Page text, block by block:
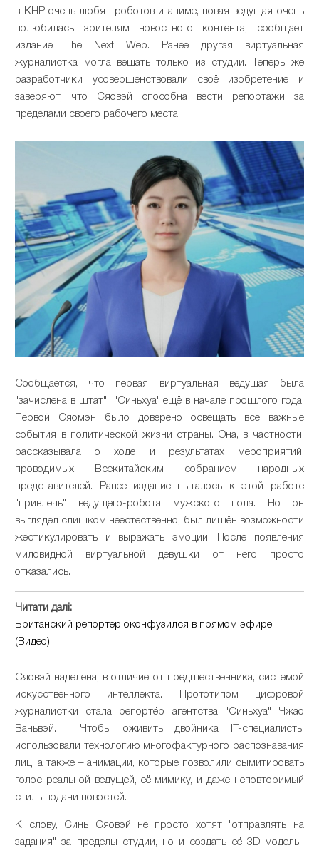
в КНР очень любят роботов и аниме, новая ведущая очень
полюбилась зрителям новостного контента, сообщает
издание The Next Web. Ранее другая виртуальная
журналистка могла вещать только из студии. Теперь же
разработчики усовершенствовали своё изобретение и
заверяют, что Сяовэй способна вести репортажи за
пределами своего рабочего места.
Сообщается, что первая виртуальная ведущая была
"зачислена в штат" "Синьхуа" ещё в начале прошлого года.
Первой Сяомэн было доверено освещать все важные
события в политической жизни страны. Она, в частности,
рассказывала о ходе и результатах мероприятий,
проводимых Всекитайским собранием народных
представителей. Ранее издание пыталось к этой работе
"привлечь" ведущего-робота мужского пола. Но он
выглядел слишком неестественно, был лишён возможности
жестикулировать и выражать эмоции. После появления
миловидной виртуальной девушки от него просто
отказались.
Читати далі:
Британский репортер оконфузился в прямом эфире
(Видео)
Сяовэй наделена, в отличие от предшественника, системой
искусственного интеллекта. Прототипом цифровой
журналистки стала репортёр агентства "Синьхуа" Чжао
Ваньвэй. Чтобы оживить двойника IT-специалисты
использовали технологию многофактурного распознавания
лиц, а также – анимации, которые позволили сымитировать
голос реальной ведущей, её мимику, и даже неповторимый
стиль подачи новостей.
К слову, Синь Сяовэй не просто хотят "отправлять на
задания" за пределы студии, но и создать её 3D-модель.